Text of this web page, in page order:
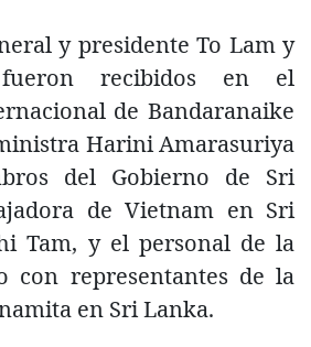
y presidente To Lam y
recibidos en el
de Bandaranaike
Harini Amarasuriya
del Gobierno de Sri
de Vietnam en Sri
Tam, y el personal de la
con representantes de la
en Sri Lanka.